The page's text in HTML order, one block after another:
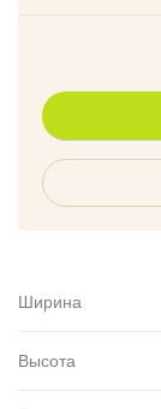
Ширина
Высота